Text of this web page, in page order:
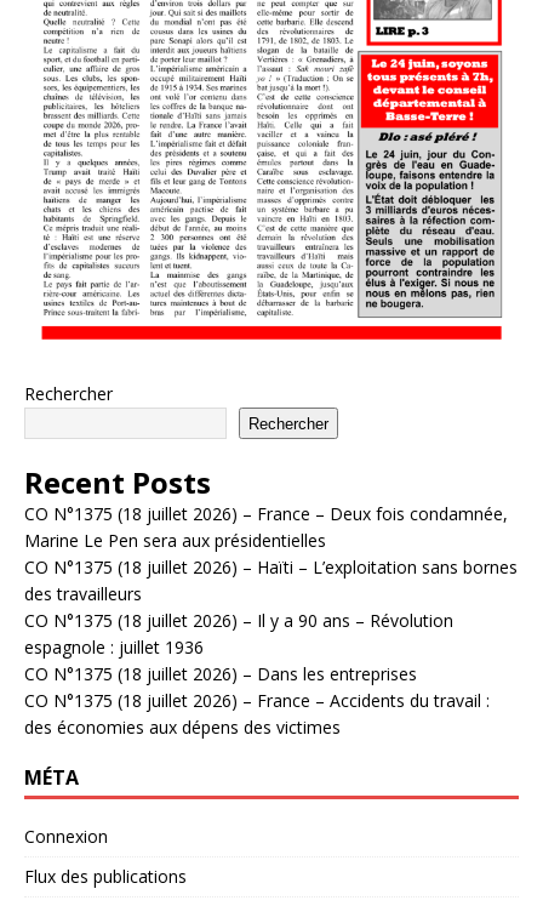
Rechercher
Rechercher
Recent Posts
CO N°1375 (18 juillet 2026) – France – Deux fois condamnée,
Marine Le Pen sera aux présidentielles
CO N°1375 (18 juillet 2026) – Haïti – L’exploitation sans bornes
des travailleurs
CO N°1375 (18 juillet 2026) – Il y a 90 ans – Révolution
espagnole : juillet 1936
CO N°1375 (18 juillet 2026) – Dans les entreprises
CO N°1375 (18 juillet 2026) – France – Accidents du travail :
des économies aux dépens des victimes
MÉTA
Connexion
Flux des publications